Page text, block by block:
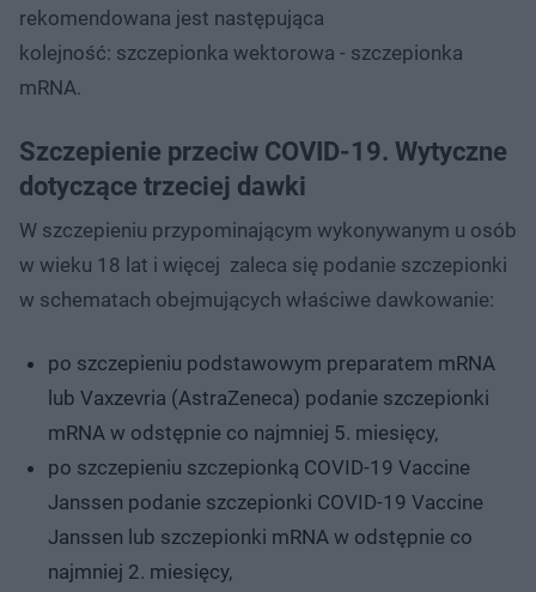
rekomendowana jest następująca
kolejność: szczepionka wektorowa - szczepionka
mRNA.
Szczepienie przeciw COVID-19. Wytyczne
dotyczące trzeciej dawki
W szczepieniu przypominającym wykonywanym u osób
w wieku 18 lat i więcej zaleca się podanie szczepionki
w schematach obejmujących właściwe dawkowanie:
po szczepieniu podstawowym preparatem mRNA
lub Vaxzevria (AstraZeneca) podanie szczepionki
mRNA w odstępnie co najmniej 5. miesięcy,
po szczepieniu szczepionką COVID-19 Vaccine
Janssen podanie szczepionki COVID-19 Vaccine
Janssen lub szczepionki mRNA w odstępnie co
najmniej 2. miesięcy,